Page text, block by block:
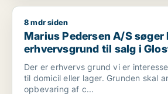
Marius Pedersen A/S søger lager
8 mdr siden
Marius Pedersen A/S søger
erhvervsgrund til salg i
eller Rødovre m.fl.
Der er erhvervs grund vi er
til domicil eller lager. Grunden skal
opbevaring af c...